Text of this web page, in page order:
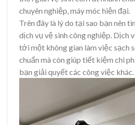
chuyên nghiệp, máy móc hiện đại.
Trên đây là lý do tại sao bạn nên
dịch vụ vệ sinh công nghiệp. Dịch
tới một không gian làm việc sạch
chuẩn mà còn giúp tiết kiệm chi
bạn giải quyết các công việc khác.